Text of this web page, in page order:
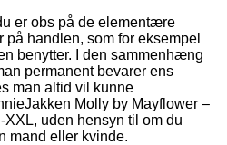
er obs på de elementære
handlen, som for eksempel
benytter. I den sammenhæng
permanent bevarer ens
man altid vil kunne
Molly by Mayflower –
XXL, uden hensyn til om du
mand eller kvinde.